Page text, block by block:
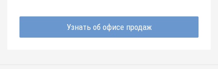
Узнать об офисе продаж